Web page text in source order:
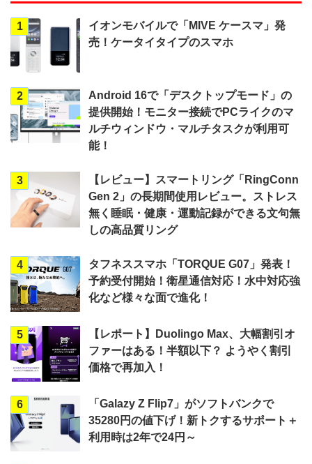
1
イオンモバイルで「MIVE ケースマ」発
売！ケータイタイプのスマホ
2
Android 16で「デスクトップモード」の
提供開始！モニター接続でPCライクのマ
ルチウィンドウ・マルチタスクが利用可
能！
3
【レビュー】スマートリング「RingConn
Gen 2」の長期間使用レビュー。ストレス
無く睡眠・健康・運動記録ができる文句無
しの高品質リング
4
タフネススマホ「TORQUE G07」発表！
予約受付開始！衛星通信対応！水中対応強
化など様々な面で進化！
5
【レポート】Duolingo Max、大幅割引オ
ファーはある！半額以下？ ようやく割引
価格で再加入！
6
「Galazy Z Flip7」がソフトバンクで
35280円の値下げ！新トクするサポート＋
利用時は2年で24円～